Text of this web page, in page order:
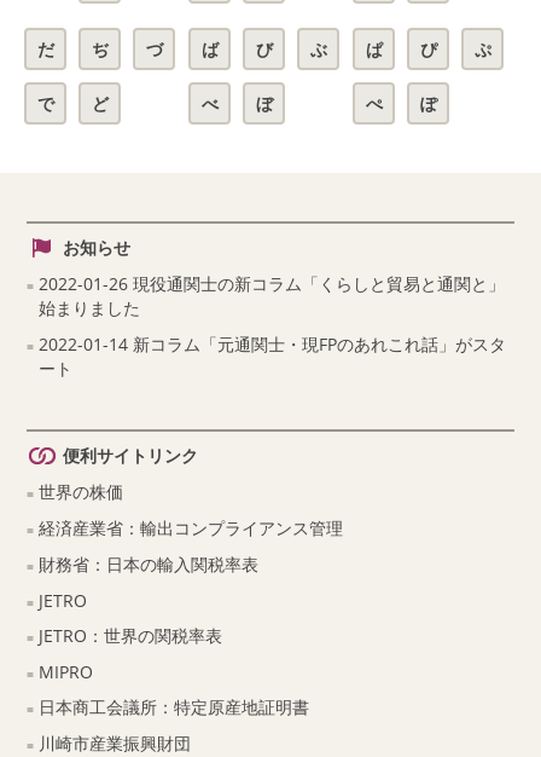
だ ぢ づ
で ど
ば び ぶ
べ ぼ
ぱ ぴ ぷ
ぺ ぽ
お知らせ
2022-01-26 現役通関士の新コラム「くらしと貿易と通関と」
始まりました
2022-01-14 新コラム「元通関士・現FPのあれこれ話」がスタ
ート
便利サイトリンク
世界の株価
経済産業省：輸出コンプライアンス管理
財務省：日本の輸入関税率表
JETRO
JETRO：世界の関税率表
MIPRO
日本商工会議所：特定原産地証明書
川崎市産業振興財団